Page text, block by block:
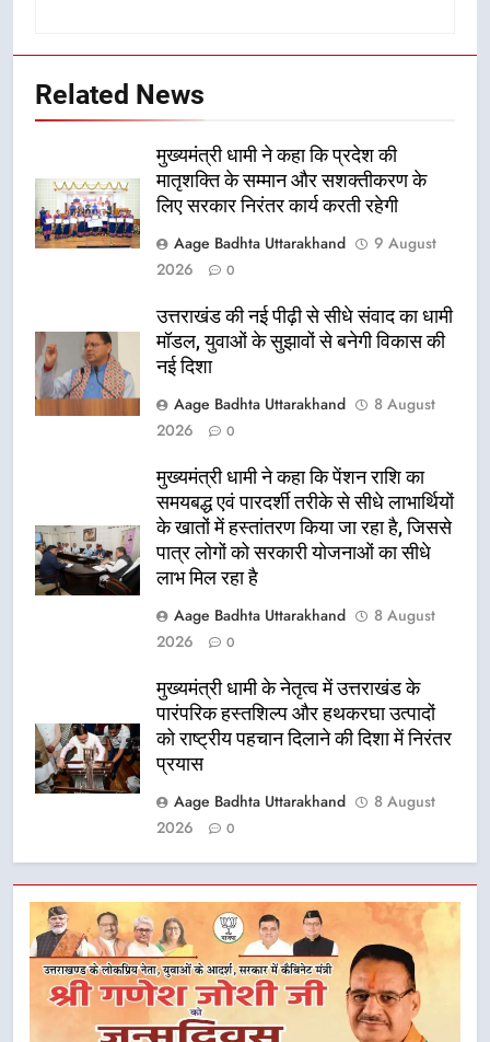
Related News
मुख्यमंत्री धामी ने कहा कि प्रदेश की
मातृशक्ति के सम्मान और सशक्तीकरण के
लिए सरकार निरंतर कार्य करती रहेगी
Aage Badhta Uttarakhand
9 August
2026
0
उत्तराखंड की नई पीढ़ी से सीधे संवाद का धामी
मॉडल, युवाओं के सुझावों से बनेगी विकास की
नई दिशा
Aage Badhta Uttarakhand
8 August
2026
0
मुख्यमंत्री धामी ने कहा कि पेंशन राशि का
समयबद्ध एवं पारदर्शी तरीके से सीधे लाभार्थियों
के खातों में हस्तांतरण किया जा रहा है, जिससे
पात्र लोगों को सरकारी योजनाओं का सीधे
लाभ मिल रहा है
Aage Badhta Uttarakhand
8 August
2026
0
मुख्यमंत्री धामी के नेतृत्व में उत्तराखंड के
पारंपरिक हस्तशिल्प और हथकरघा उत्पादों
को राष्ट्रीय पहचान दिलाने की दिशा में निरंतर
प्रयास
Aage Badhta Uttarakhand
8 August
2026
0